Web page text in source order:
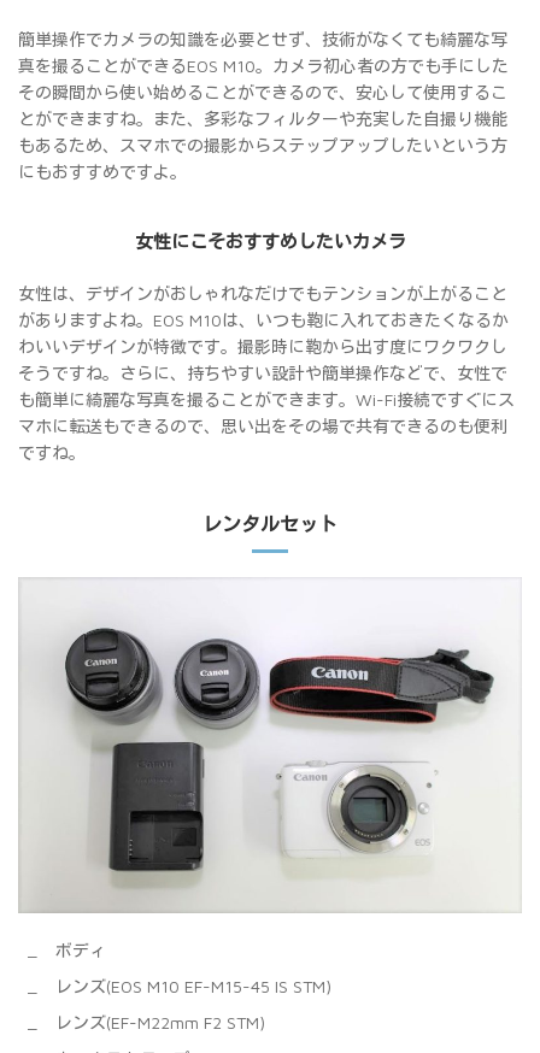
簡単操作でカメラの知識を必要とせず、技術がなくても綺麗な写
真を撮ることができるEOS M10。カメラ初心者の方でも手にした
その瞬間から使い始めることができるので、安心して使用するこ
とができますね。また、多彩なフィルターや充実した自撮り機能
もあるため、スマホでの撮影からステップアップしたいという方
にもおすすめですよ。
女性にこそおすすめしたいカメラ
女性は、デザインがおしゃれなだけでもテンションが上がること
がありますよね。EOS M10は、いつも鞄に入れておきたくなるか
わいいデザインが特徴です。撮影時に鞄から出す度にワクワクし
そうですね。さらに、持ちやすい設計や簡単操作などで、女性で
も簡単に綺麗な写真を撮ることができます。Wi-Fi接続ですぐにス
マホに転送もできるので、思い出をその場で共有できるのも便利
ですね。
レンタルセット
ボディ
レンズ(EOS M10 EF-M15-45 IS STM)
レンズ(EF-M22mm F2 STM)